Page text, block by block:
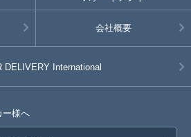
会社概要
DELIVERY International
ー様へ